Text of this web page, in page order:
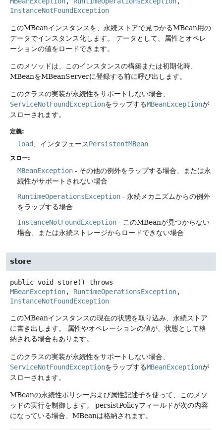
InstanceNotFoundException
このMBeanインスタンスを、永続ストアで見つかるMBean用の
データでインスタンス化します。
データとして、属性とオペレ
ーションの値をロードできます。
このメソッドは、このインスタンスの構築または初期化時、
MBeanをMBeanServerに登録する前に呼び出します。
このクラスの実装が永続性をサポートしない場合、
ServiceNotFoundExceptionをラップするMBeanExceptionが
スローされます。
定義:
load 、インタフェースPersistentMBean
スロー:
MBeanException - その他の例外をラップする場合、または永
続性がサポートされない場合
RuntimeOperationsException - 永続メカニズムからの例外
をラップする場合
InstanceNotFoundException - このMBeanが見つからない
場合、または永続ストレージからロードできない場合
store
public void store() throws
MBeanException, RuntimeOperationsException
InstanceNotFoundException
このMBeanインスタンスの現在の状態を取り込み、永続ストア
に書き出します。
属性やオペレーションの値が、状態として格
納される場合もあります。
このクラスの実装が永続性をサポートしない場合、
ServiceNotFoundExceptionをラップするMBeanExceptionが
スローされます。
MBeanの永続性ポリシーおよび属性記述子を使って、このメソ
ッドの実行を制御します。
persistPolicyフィールドが次の内容
になっている場合、MBeanは格納されます。